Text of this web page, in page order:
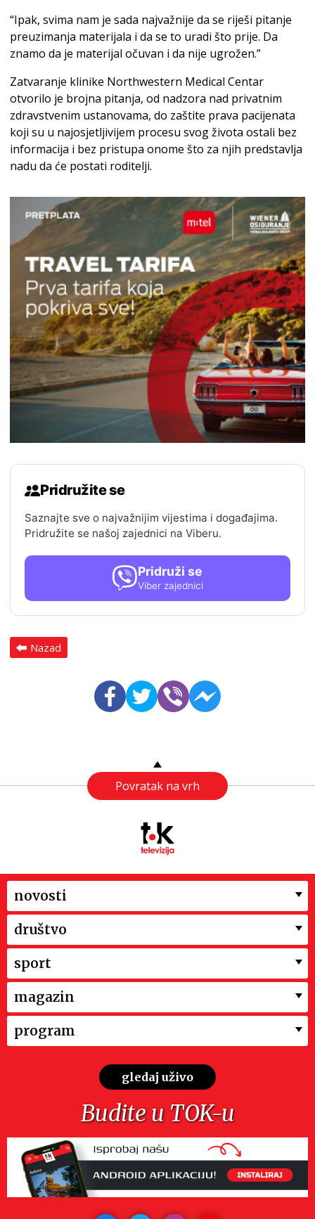
“Ipak, svima nam je sada najvažnije da se riješi pitanje
preuzimanja materijala i da se to uradi što prije. Da
znamo da je materijal očuvan i da nije ugrožen.”
Zatvaranje klinike Northwestern Medical Centar
otvorilo je brojna pitanja, od nadzora nad privatnim
zdravstvenim ustanovama, do zaštite prava pacijenata
koji su u najosjetljivijem procesu svog života ostali bez
informacija i bez pristupa onome što za njih predstavlja
nadu da će postati roditelji.
Pridružite se
Saznajte sve o najvažnijim vijestima i događajima.
Pridružite se našoj zajednici na Viberu.
Pridruži se
Viber zajednici
Nazad
Povratak na vrh
novosti
društvo
sport
magazin
program
gledaj uživo
Budite u TOK-u